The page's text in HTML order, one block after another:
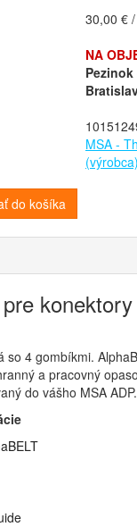
30,00 €
NA
Pezinok
MSA -
(výrobca)
do košíka
so 4 gombíkmi.
a pracovný
do vášho MSA ADP.